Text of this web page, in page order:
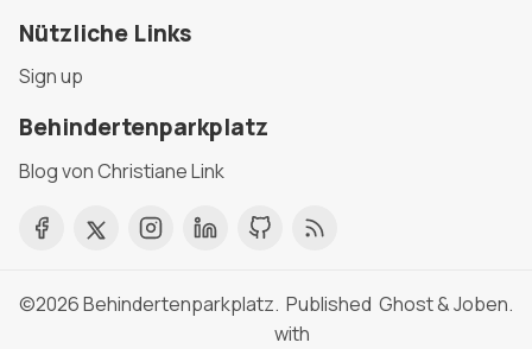
Nützliche Links
Sign up
Behindertenparkplatz
Blog von Christiane Link
©2026Behindertenparkplatz. Published
with
Ghost&Joben.